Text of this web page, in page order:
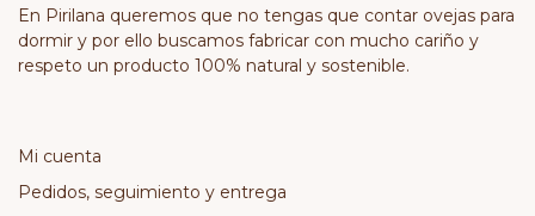
En Pirilana queremos que no tengas que contar ovejas para
dormir y por ello buscamos fabricar con mucho cariño y
respeto un producto 100% natural y sostenible.
Mi cuenta
Pedidos, seguimiento y entrega